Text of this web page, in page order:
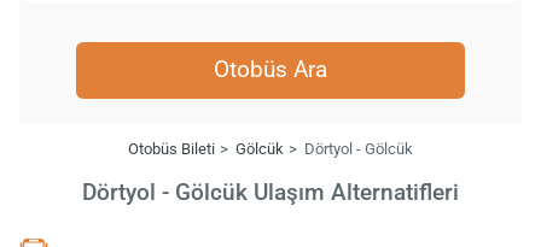
Otobüs Ara
Otobüs Bileti Gölcük Dörtyol - Gölcük
Dörtyol - Gölcük Ulaşım Alternatifleri